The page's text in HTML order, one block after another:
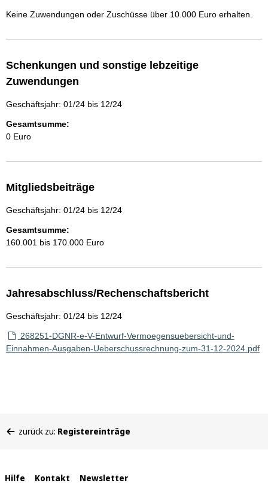
Keine Zuwendungen oder Zuschüsse über 10.000 Euro erhalten.
Schenkungen und sonstige lebzeitige
Zuwendungen
Geschäftsjahr: 01/24 bis 12/24
Gesamtsumme:
0 Euro
Mitgliedsbeiträge
Geschäftsjahr: 01/24 bis 12/24
Gesamtsumme:
160.001 bis 170.000 Euro
Jahresabschluss/Rechenschaftsbericht
Geschäftsjahr: 01/24 bis 12/24
268251-DGNR-e-V-Entwurf-Vermoegensuebersicht-und-
Einnahmen-Ausgaben-Ueberschussrechnung-zum-31-12-2024.pdf
befinden
zurück zu: Registereinträge
Hilfe Kontakt Newsletter